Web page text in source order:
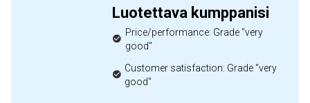
Luotettava kumppanisi
Price/performance: Grade "very
good"
Customer satisfaction: Grade "very
good"